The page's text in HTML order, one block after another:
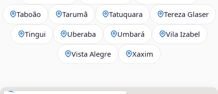
Taboão Tarumã Tatuquara Tereza Glaser
Tingui Uberaba Umbará Vila Izabel
Vista Alegre Xaxim